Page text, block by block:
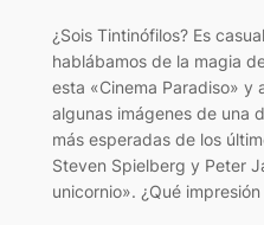
¿Sois Tintinófilos? Es
hablábamos de la magia
esta «Cinema Paradiso» y
algunas imágenes de una
más esperadas de los
Steven Spielberg y Peter
unicornio». ¿Qué